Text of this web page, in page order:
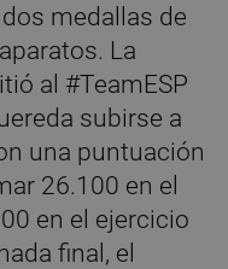
medallas de
La
al #TeamESP
subirse a
una puntuación
26.100 en el
en el ejercicio
final, el